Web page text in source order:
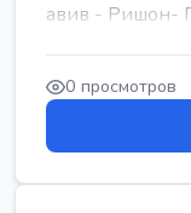
авив - Ришон-
0 просмотров